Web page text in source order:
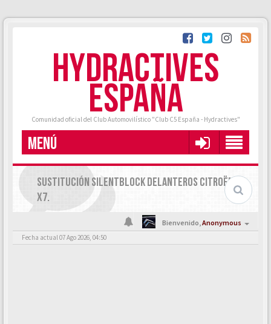
HYDRACTIVES
ESPAÑA
Comunidad oficial del Club Automovilístico "Club C5 España - Hydractives"
MENÚ
SUSTITUCIÓN SILENTBLOCK DELANTEROS CITROËN C5
X7.
Bienvenido,Anonymous
Fecha actual 07 Ago 2026, 04:50